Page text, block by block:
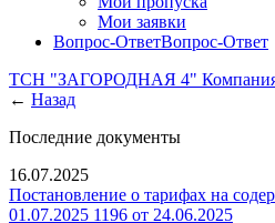
Мои заявки
Вопрос-ОтветВопрос-Ответ
ТСН "ЗАГОРОДНАЯ 4"
← Назад
Последние документы
16.07.2025
Постановление о тарифах на
01.07.2025 1196 от 24.06.2025